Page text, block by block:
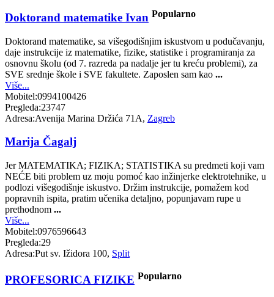
Doktorand matematike Ivan Popularno
Doktorand matematike, sa višegodišnjim iskustvom u podučavanju,
daje instrukcije iz matematike, fizike, statistike i programiranja za
osnovnu školu (od 7. razreda pa nadalje jer tu kreću problemi), za
SVE srednje škole i SVE fakultete. Zaposlen sam kao ...
Više...
Mobitel:0994100426
Pregleda:23747
Adresa:Avenija Marina Držića 71A, Zagreb
Marija Čagalj
Jer MATEMATIKA; FIZIKA; STATISTIKA su predmeti koji vam
NEĆE biti problem uz moju pomoć kao inžinjerke elektrotehnike, u
podlozi višegodišnje iskustvo. Držim instrukcije, pomažem kod
popravnih ispita, pratim učenika detaljno, popunjavam rupe u
prethodnom ...
Više...
Mobitel:0976596643
Pregleda:29
Adresa:Put sv. Ižidora 100, Split
PROFESORICA FIZIKE Popularno